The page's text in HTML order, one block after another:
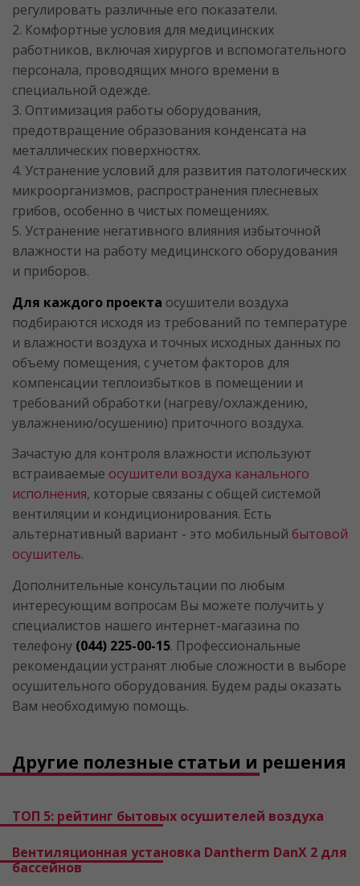
регулировать различные его показатели.
2. Комфортные условия для медицинских
работников, включая хирургов и вспомогательного
персонала, проводящих много времени в
специальной одежде.
3. Оптимизация работы оборудования,
предотвращение образования конденсата на
металлических поверхностях.
4. Устранение условий для развития патологических
микроорганизмов, распространения плесневых
грибов, особенно в чистых помещениях.
5. Устранение негативного влияния избыточной
влажности на работу медицинского оборудования
и приборов.
Для каждого проекта осушители воздуха
подбираются исходя из требований по температуре
и влажности воздуха и точных исходных данных по
объему помещения, с учетом факторов для
компенсации теплоизбытков в помещении и
требований обработки (нагреву/охлаждению,
увлажнению/осушению) приточного воздуха.
Зачастую для контроля влажности используют
встраиваемые осушители воздуха канального
исполнения, которые связаны с общей системой
вентиляции и кондиционирования. Есть
альтернативный вариант - это мобильный бытовой
осушитель.
Дополнительные консультации по любым
интересующим вопросам Вы можете получить у
специалистов нашего интернет-магазина по
телефону (044) 225-00-15. Профессиональные
рекомендации устранят любые сложности в выборе
осушительного оборудования. Будем рады оказать
Вам необходимую помощь.
Другие полезные статьи и решения
ТОП 5: рейтинг бытовых осушителей воздуха
Вентиляционная установка Dantherm DanX 2 для
бассейнов